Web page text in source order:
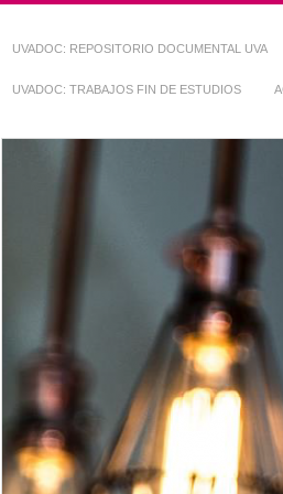
UVADOC: REPOSITORIO DOCUMENTAL UVA
UVADOC: TRABAJOS FIN DE ESTUDIOS
Repositorio
~ UVaDOC